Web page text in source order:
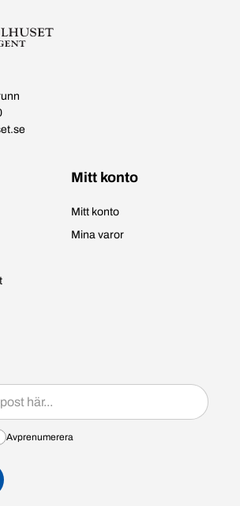
Mitt konto
Mitt konto
Mina varor
Avprenumerera